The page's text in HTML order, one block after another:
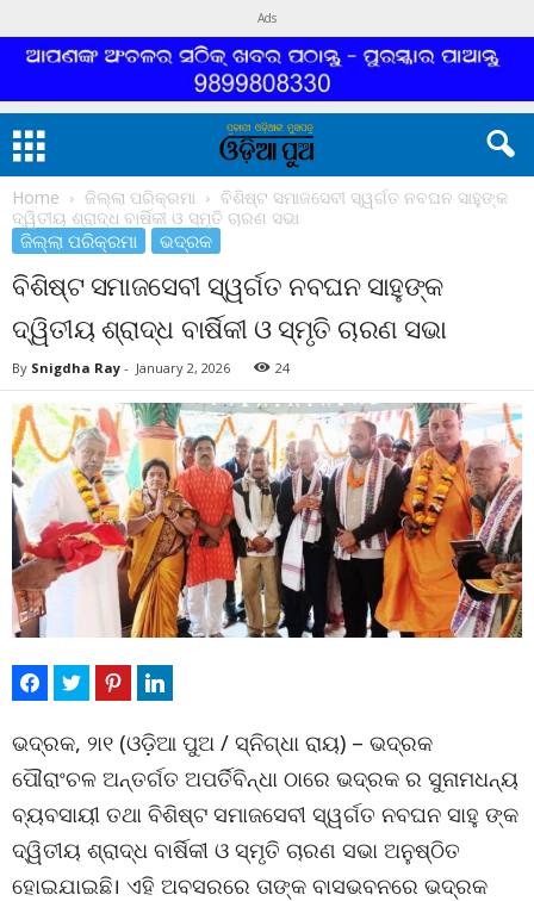
Ads
Home ଜିଲ୍ଲା ପରିକ୍ରମା
ବିଶିଷ୍ଟ ସମାଜସେବୀ ସ୍ୱର୍ଗତ ନବଘନ ସାହୁଙ୍କ
ଦ୍ୱିତୀୟ ଶ୍ରାଦ୍ଧ ବାର୍ଷିକୀ ଓ ସ୍ମୃତି ଚାରଣ ସଭା
ଜିଲ୍ଲା ପରିକ୍ରମା ଭଦ୍ରକ
ବିଶିଷ୍ଟ ସମାଜସେବୀ ସ୍ୱର୍ଗତ ନବଘନ ସାହୁଙ୍କ
ଦ୍ୱିତୀୟ ଶ୍ରାଦ୍ଧ ବାର୍ଷିକୀ ଓ ସ୍ମୃତି ଚାରଣ ସଭା
By Snigdha Ray - January 2, 2026 24
ଭଦ୍ରକ, ୨ା୧ (ଓଡ଼ିଆ ପୁଅ / ସ୍ନିଗ୍ଧା ରାୟ) – ଭଦ୍ରକ
ପୌରାଂଚଳ ଅନ୍ତର୍ଗତ ଅପର୍ତିବିନ୍ଧା ଠାରେ ଭଦ୍ରକ ର ସୁନାମଧନ୍ୟ
ବ୍ୟବସାୟୀ ତଥା ବିଶିଷ୍ଟ ସମାଜସେବୀ ସ୍ୱର୍ଗତ ନବଘନ ସାହୁ ଙ୍କ
ଦ୍ୱିତୀୟ ଶ୍ରାଦ୍ଧ ବାର୍ଷିକୀ ଓ ସ୍ମୃତି ଚାରଣ ସଭା ଅନୁଷ୍ଠିତ
ହୋଇଯାଇଛି। ଏହି ଅବସରରେ ତାଙ୍କ ବାସଭବନରେ ଭଦ୍ରକ